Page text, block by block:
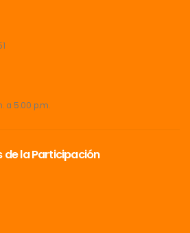
a 5.00 p.m.
de la Participación